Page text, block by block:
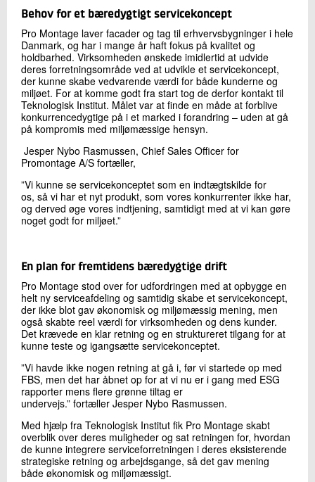
+45 72 20 28 64
Skriv til mig
Send
Behov for et bæredygtigt servicekoncept
Pro Montage laver facader og tag til erhvervsbygninger i hele
Danmark, og har i mange år haft fokus på kvalitet og
holdbarhed. Virksomheden ønskede imidlertid at udvide
deres forretningsområde ved at udvikle et servicekoncept,
der kunne skabe vedvarende værdi for både kunderne og
miljøet. For at komme godt fra start tog de derfor kontakt til
Teknologisk Institut. Målet var at finde en måde at forblive
konkurrencedygtige på i et marked i forandring – uden at gå
på kompromis med miljømæssige hensyn.
Jesper Nybo Rasmussen, Chief Sales Officer for
Promontage A/S fortæller,
”Vi kunne se servicekonceptet som en indtægtskilde for
os, så vi har et nyt produkt, som vores konkurrenter ikke har,
og derved øge vores indtjening, samtidigt med at vi kan gøre
noget godt for miljøet.”
En plan for fremtidens bæredygtige drift
Pro Montage stod over for udfordringen med at opbygge en
helt ny serviceafdeling og samtidig skabe et servicekoncept,
der ikke blot gav økonomisk og miljømæssig mening, men
også skabte reel værdi for virksomheden og dens kunder.
Det krævede en klar retning og en struktureret tilgang for at
kunne teste og igangsætte servicekonceptet.
”Vi havde ikke nogen retning at gå i, før vi startede op med
FBS, men det har åbnet op for at vi nu er i gang med ESG
rapporter mens flere grønne tiltag er
undervejs.” fortæller Jesper Nybo Rasmussen.
Med hjælp fra Teknologisk Institut fik Pro Montage skabt
overblik over deres muligheder og sat retningen for, hvordan
de kunne integrere serviceforretningen i deres eksisterende
strategiske retning og arbejdsgange, så det gav mening
både økonomisk og miljømæssigt.